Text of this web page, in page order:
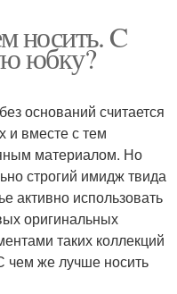
носить. C
юбку?
оснований считается
и вместе с тем
материалом. Но
строгий имидж твида
активно использовать
оригинальных
таких коллекций
чем же лучше носить